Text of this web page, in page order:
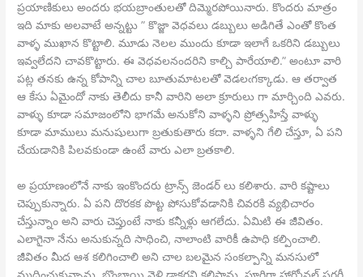
ప్రయాణికులు అందరు భయబ్రాంతులతో దిమ్మెరపోయినారు. కొందరు మాత్రం
ఇది మాకు అలవాటే అన్నట్టు ” కొజ్జా వెధవలు డబ్బులు అడిగితే ఎంతో కొంత
వాళ్ళ ముఖాన కొట్టాలి. మూడు నెలల ముందు కూడా ఇలాగే ఒకరిని డబ్బులు
ఇవ్వలేదని చావకొట్టారు. ఈ వెధవలనందరిని కాల్చి పారేయాలి.” అంటూ వారి
పట్ల తనకు ఉన్న కోపాన్ని చాల బూతుమాటలతో వెడలఁగక్కాడు. ఆ తర్వాత
ఆ కేసు ఏమైందో నాకు తెలీదు కానీ వారిని అలా క్రూరులు గా మార్చింది ఎవరు.
వాళ్ళు కూడా సమాజంలోని భాగమే అనుకోని వాళ్ళని ప్రోత్సహిస్తే వాళ్ళు
కూడా మాములు మనుషులుగా బ్రతుకుతారు కదా. వాళ్ళని గేలి చేస్తూ, ఏ పని
చేయడానికి పిలవకుండా ఉంటే వారు ఎలా బ్రతకాలి.
అ ప్రయాణంలోనే నాకు ఇంకొందరు ట్రాన్స్ జెండర్ లు కలిశారు. వారి కష్టాలు
చెప్పుకున్నారు. ఏ పని దొరకక పొట్ట పోసుకోవడానికి చివరకి వ్యభిచారం
చేస్తున్నాం అని వారు చెప్తుంటే నాకు కన్నీళ్లు ఆగలేదు. ఏమిటి ఈ జీవితం.
ఎలాగైనా నేను అనుకున్నది సాధించి, నాలాంటి వారికీ ఉపాధి కల్పించాలి.
జీవితం మీద ఆశ కలిగించాలి అని చాల బలమైన సంకల్పాన్ని మనసులో